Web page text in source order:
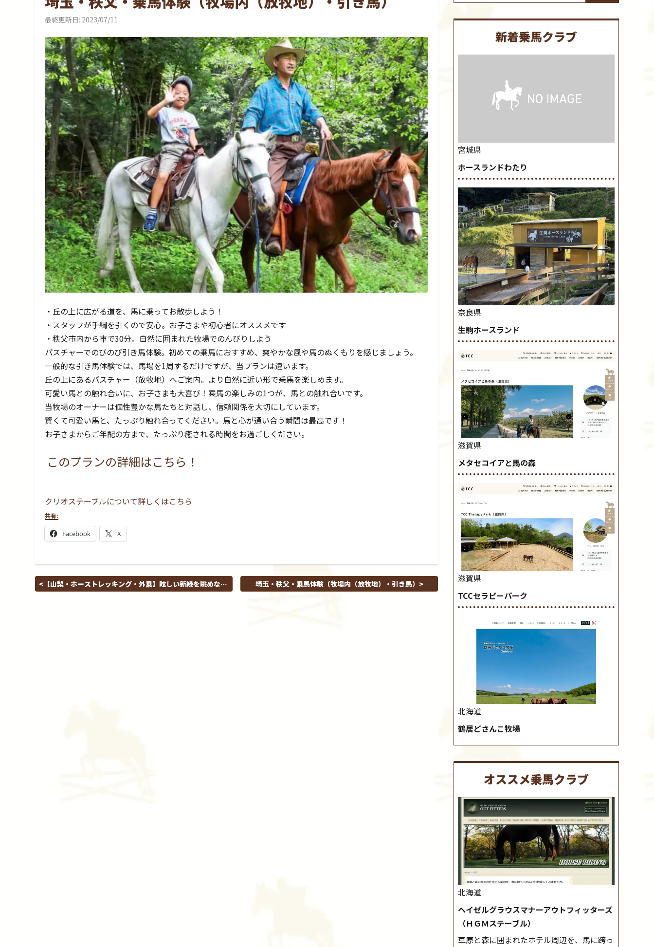
最終更新日: 2023/07/11
・丘の上に広がる道を、馬に乗ってお散歩しよう！
・スタッフが手綱を引くので安心。お子さまや初心者にオススメです
・秩父市内から車で30分。自然に囲まれた牧場でのんびりしよう
パスチャーでのびのび引き馬体験。初めての乗馬におすすめ、爽やかな風や馬のぬくもりを感じましょう。
一般的な引き馬体験では、馬場を1周するだけですが、当プランは違います。
丘の上にあるパスチャー（放牧地）へご案内。より自然に近い形で乗馬を楽しめます。
可愛い馬との触れ合いに、お子さまも大喜び！乗馬の楽しみの1つが、馬との触れ合いです。
当牧場のオーナーは個性豊かな馬たちと対話し、信頼関係を大切にしています。
賢くて可愛い馬と、たっぷり触れ合ってください。馬と心が通い合う瞬間は最高です！
お子さまからご年配の方まで、たっぷり癒される時間をお過ごしください。
このプランの詳細はこちら！
クリオステーブルについて詳しくはこちら
共有:
Facebook X
【山梨・ホーストレッキング・外乗】眩しい新緑を眺めなが
埼玉・秩父・乗馬体験（牧場内（放牧地）・引き馬）
新着乗馬クラブ
宮城県
ホースランドわたり
奈良県
生駒ホースランド
滋賀県
メタセコイアと馬の森
滋賀県
TCCセラピーパーク
北海道
鶴居どさんこ牧場
オススメ乗馬クラブ
北海道
ヘイゼルグラウスマナーアウトフィッターズ
（ＨＧＭステーブル）
草原と森に囲まれたホテル周辺を、馬に跨っ